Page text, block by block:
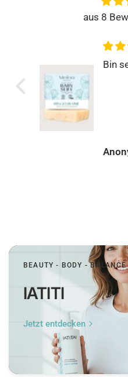
aus 8
Peer
BEAUTY - BODY - BALANCE
IATITI
Jetzt entdecken